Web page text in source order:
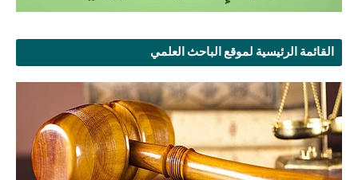
القائمة الرئيسية لموقع الباحث العلمي